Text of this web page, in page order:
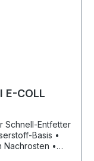
COLL
Schnell-Entfetter